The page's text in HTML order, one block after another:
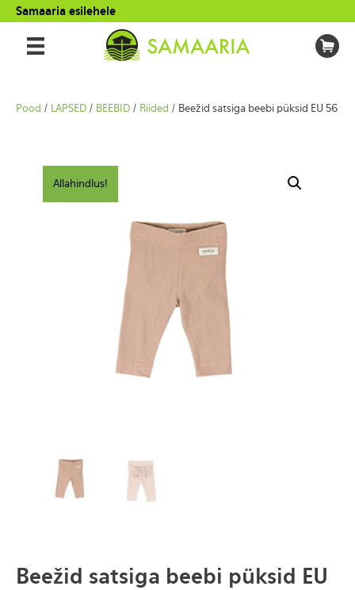
Samaaria esilehele
Pood / LAPSED / BEEBID / Riided / Beežid satsiga beebi püksid EU 56
Allahindlus!
Beežid satsiga beebi püksid EU